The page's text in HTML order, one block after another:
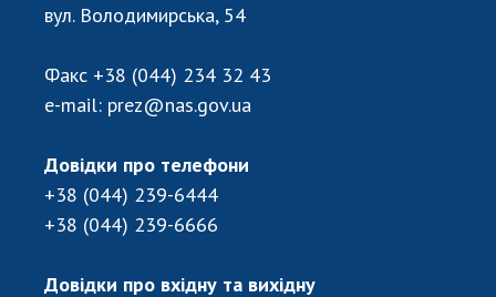
вул. Володимирська, 54
Факс +38 (044) 234 32 43
e-mail: prez@nas.gov.ua
Довідки про телефони
+38 (044) 239-6444
+38 (044) 239-6666
Довідки про вхідну та вихідну